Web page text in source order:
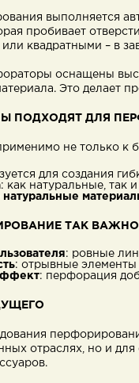
выполняется
пробивает
квадратными – в
оснащены
Это делает
ПОДХОДЯТ ДЛЯ
не только к
для создания
: как натуральные, так
ТАК
: ровные
: отрывные
: перфорация
отраслях, но и